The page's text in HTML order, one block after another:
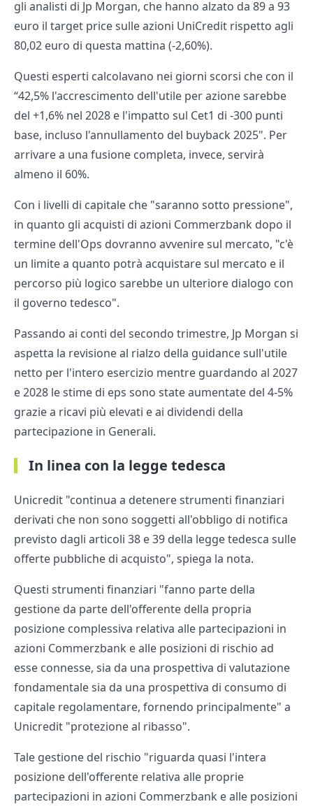
gli analisti di Jp Morgan, che hanno alzato da 89 a 93
euro il target price sulle azioni UniCredit rispetto agli
80,02 euro di questa mattina (-2,60%).
Questi esperti calcolavano nei giorni scorsi che con il
“42,5% l'accrescimento dell'utile per azione sarebbe
del +1,6% nel 2028 e l'impatto sul Cet1 di -300 punti
base, incluso l'annullamento del buyback 2025". Per
arrivare a una fusione completa, invece, servirà
almeno il 60%.
Con i livelli di capitale che "saranno sotto pressione",
in quanto gli acquisti di azioni Commerzbank dopo il
termine dell'Ops dovranno avvenire sul mercato, "c'è
un limite a quanto potrà acquistare sul mercato e il
percorso più logico sarebbe un ulteriore dialogo con
il governo tedesco".
Passando ai conti del secondo trimestre, Jp Morgan si
aspetta la revisione al rialzo della guidance sull'utile
netto per l'intero esercizio mentre guardando al 2027
e 2028 le stime di eps sono state aumentate del 4-5%
grazie a ricavi più elevati e ai dividendi della
partecipazione in Generali.
In linea con la legge tedesca
Unicredit "continua a detenere strumenti finanziari
derivati che non sono soggetti all'obbligo di notifica
previsto dagli articoli 38 e 39 della legge tedesca sulle
offerte pubbliche di acquisto", spiega la nota.
Questi strumenti finanziari "fanno parte della
gestione da parte dell'offerente della propria
posizione complessiva relativa alle partecipazioni in
azioni Commerzbank e alle posizioni di rischio ad
esse connesse, sia da una prospettiva di valutazione
fondamentale sia da una prospettiva di consumo di
capitale regolamentare, fornendo principalmente" a
Unicredit "protezione al ribasso".
Tale gestione del rischio "riguarda quasi l'intera
posizione dell'offerente relativa alle proprie
partecipazioni in azioni Commerzbank e alle posizioni